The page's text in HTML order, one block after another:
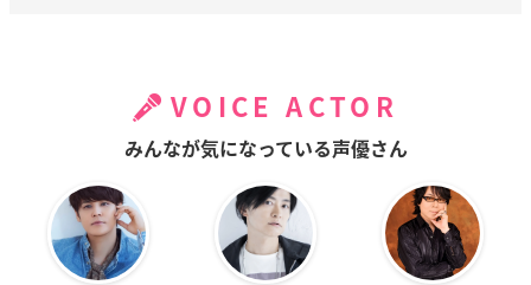
VOICE ACTOR
みんなが気になっている声優さん